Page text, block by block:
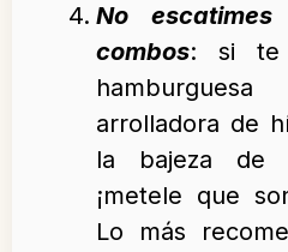
No
combos: si te
arrolladora de
la bajeza de
¡metele que
Lo más